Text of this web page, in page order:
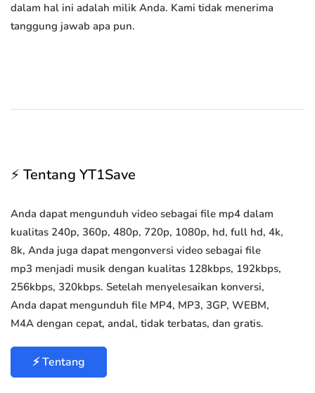
dalam hal ini adalah milik Anda. Kami tidak menerima
tanggung jawab apa pun.
⚡ Tentang YT1Save
Anda dapat mengunduh video sebagai file mp4 dalam
kualitas 240p, 360p, 480p, 720p, 1080p, hd, full hd, 4k,
8k, Anda juga dapat mengonversi video sebagai file
mp3 menjadi musik dengan kualitas 128kbps, 192kbps,
256kbps, 320kbps. Setelah menyelesaikan konversi,
Anda dapat mengunduh file MP4, MP3, 3GP, WEBM,
M4A dengan cepat, andal, tidak terbatas, dan gratis.
⚡ Tentang